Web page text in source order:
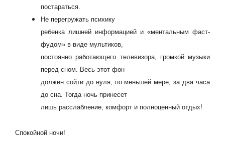
постараться.
Не перегружать психику
ребенка лишней информацией и «ментальным фаст-
фудом» в виде мультиков,
постоянно работающего телевизора, громкой музыки
перед сном. Весь этот фон
должен сойти до нуля, по меньшей мере, за два часа
до сна. Тогда ночь принесет
лишь расслабление, комфорт и полноценный отдых!
Спокойной ночи!